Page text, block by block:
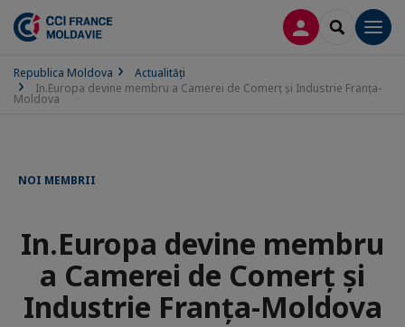
CONECTARE
SEARCH
Republica Moldova
Actualităţi
In.Europa devine membru a Camerei de Comerț și Industrie Franța-
Moldova
NOI MEMBRII
In.Europa devine membru
a Camerei de Comerț și
Industrie Franța-Moldova